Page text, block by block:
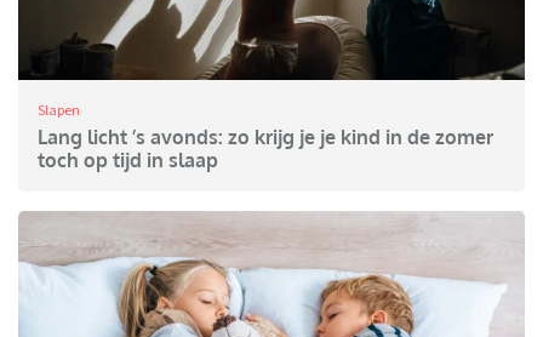
Slapen
Lang licht ’s avonds: zo krijg je je kind in de zomer
toch op tijd in slaap